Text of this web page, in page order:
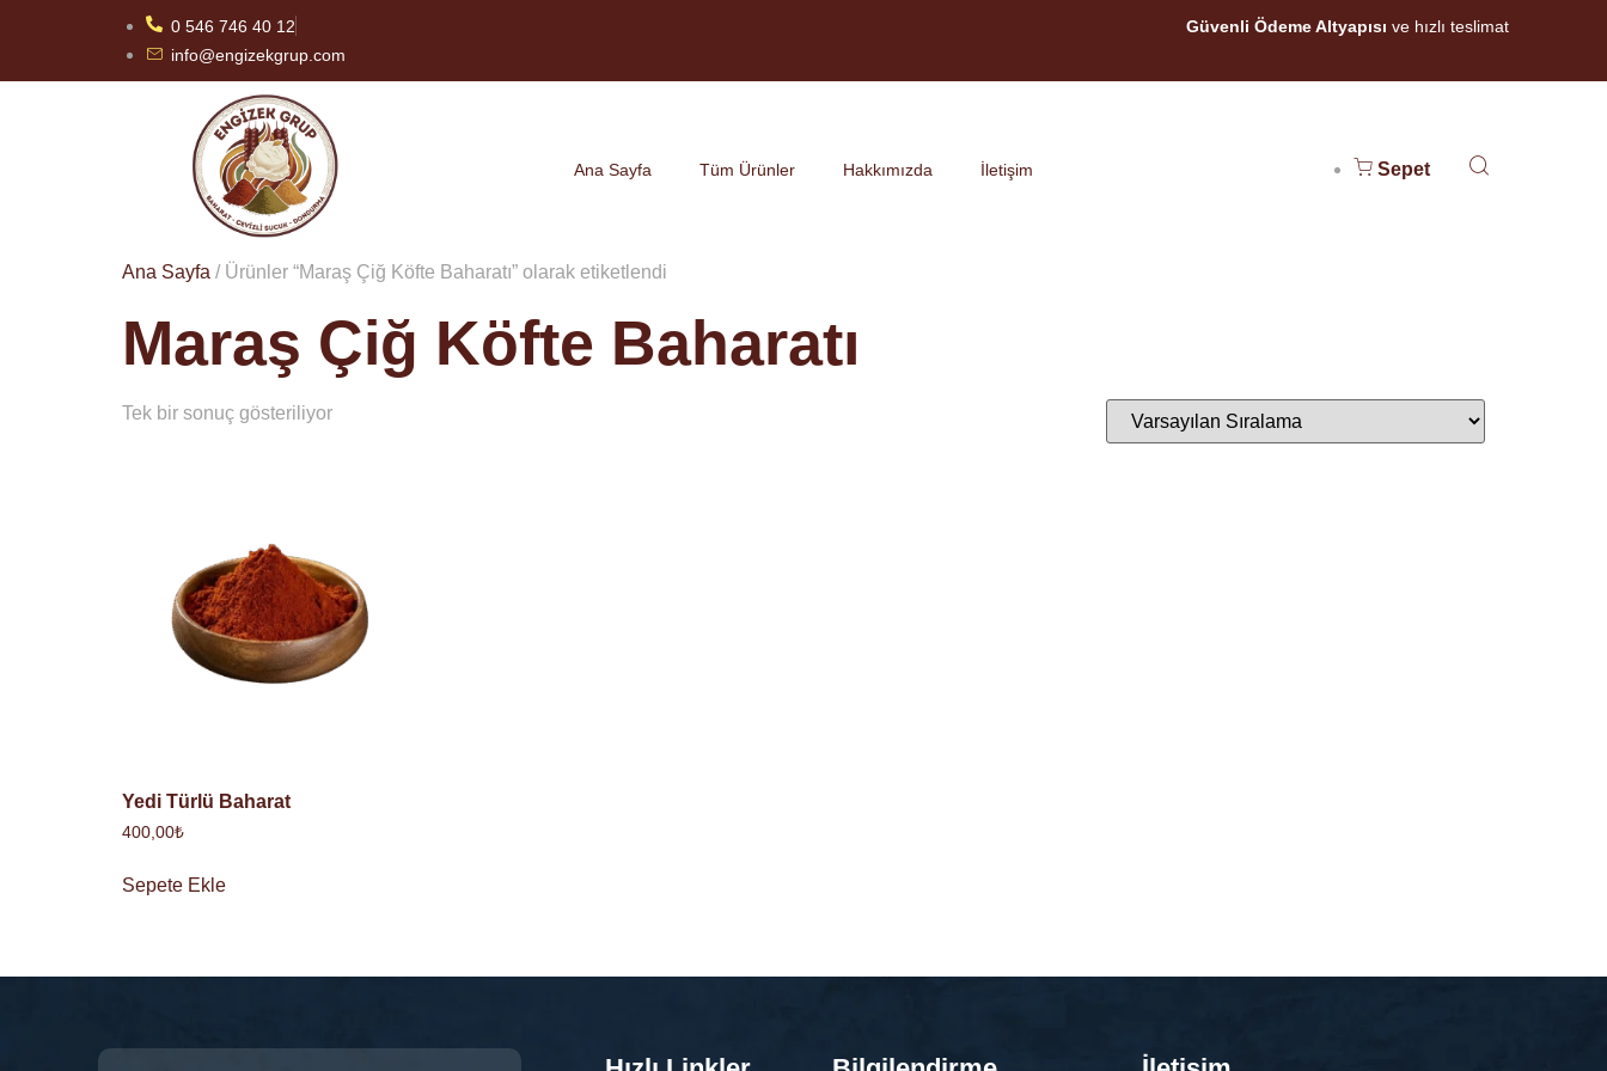
0 546 746 40 12
info@engizekgrup.com
Güvenli Ödeme Altyapısı ve hızlı teslimat
Ana Sayfa Tüm Ürünler Hakkımızda İletişim Sepet
Ana Sayfa / Ürünler “Maraş Çiğ Köfte Baharatı” olarak etiketlendi
Maraş Çiğ Köfte Baharatı
Tek bir sonuç gösteriliyor
Yedi Türlü Baharat
400,00₺
Sepete Ekle